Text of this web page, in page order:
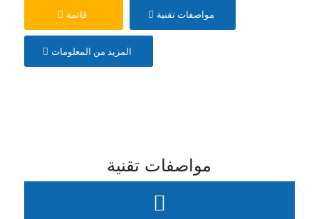
قائمة مواصفات تقنية
المزيد من المعلومات
مواصفات تقنية